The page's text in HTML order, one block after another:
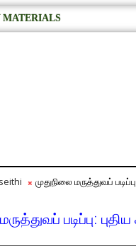
MATERIALS
முதுநிலை மருத்துவப்
படிப்பு: